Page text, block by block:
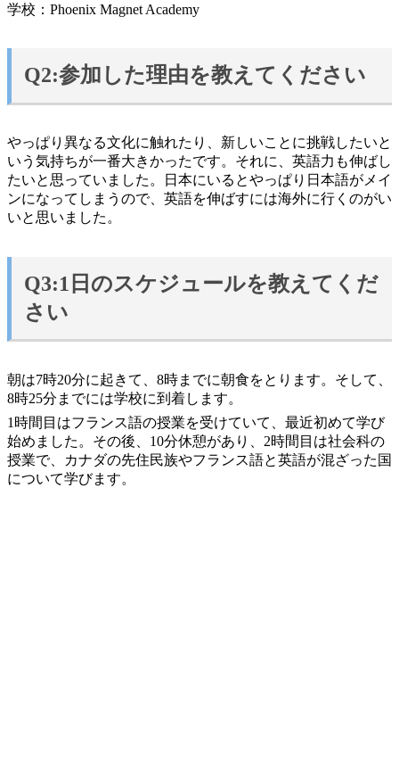
学校：Phoenix Magnet Academy
Q2:参加した理由を教えてください
やっぱり異なる文化に触れたり、新しいことに挑戦したいと
いう気持ちが一番大きかったです。それに、英語力も伸ばし
たいと思っていました。日本にいるとやっぱり日本語がメイ
ンになってしまうので、英語を伸ばすには海外に行くのがい
いと思いました。
Q3:1日のスケジュールを教えてくだ
さい
朝は7時20分に起きて、8時までに朝食をとります。そして、
8時25分までには学校に到着します。
1時間目はフランス語の授業を受けていて、最近初めて学び
始めました。その後、10分休憩があり、2時間目は社会科の
授業で、カナダの先住民族やフランス語と英語が混ざった国
について学びます。